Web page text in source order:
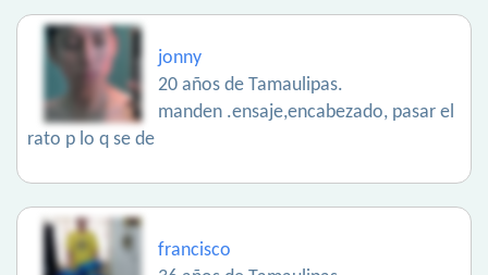
jonny
20 años de Tamaulipas.
manden .ensaje,encabezado, pasar el
rato p lo q se de
francisco